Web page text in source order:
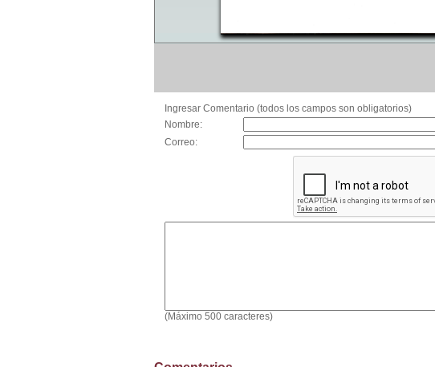
Ingresar Comentario (todos los campos son obligatorios)
Nombre:
Correo:
(Máximo 500 caracteres)